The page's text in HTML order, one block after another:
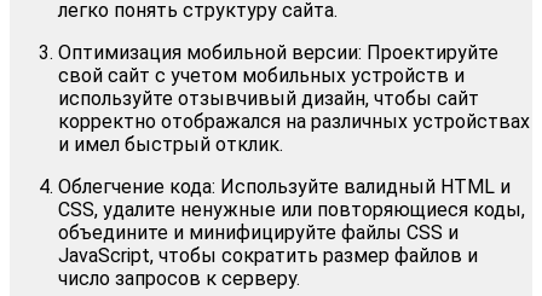
легко понять структуру сайта.
Оптимизация мобильной версии: Проектируйте
свой сайт с учетом мобильных устройств и
используйте отзывчивый дизайн, чтобы сайт
корректно отображался на различных устройствах
и имел быстрый отклик.
Облегчение кода: Используйте валидный HTML и
CSS, удалите ненужные или повторяющиеся коды,
объедините и минифицируйте файлы CSS и
JavaScript, чтобы сократить размер файлов и
число запросов к серверу.